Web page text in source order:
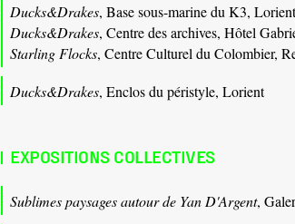
Ducks&Drakes, Base sous-marine du K3, Lorient
Ducks&Drakes, Centre des archives, Hôtel
Starling Flocks, Centre Culturel du Colombier,
Ducks&Drakes, Enclos du péristyle, Lorient
EXPOSITIONS COLLECTIVES
Sublimes paysages autour de Yan D'Argent,